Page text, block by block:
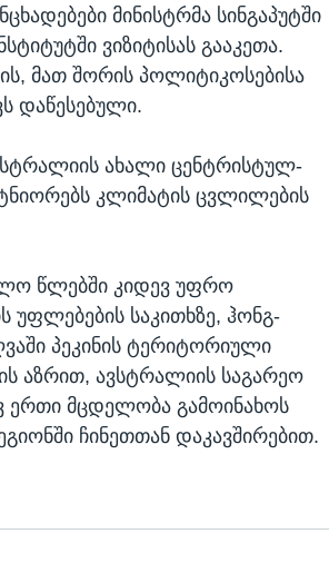
მინისტრმა სინგაპუტში
ვიზიტისას გააკეთა.
მათ შორის პოლიტიკოსებისა
დაწესებული.
ახალი ცენტრისტულ-
კლიმატის ცვლილების
წლებში კიდევ უფრო
უფლებების საკითხზე, ჰონგ-
პეკინის ტერიტორიული
აზრით, ავსტრალიის საგარეო
ერთი მცდელობა გამოინახოს
ჩინეთთან დაკავშირებით.